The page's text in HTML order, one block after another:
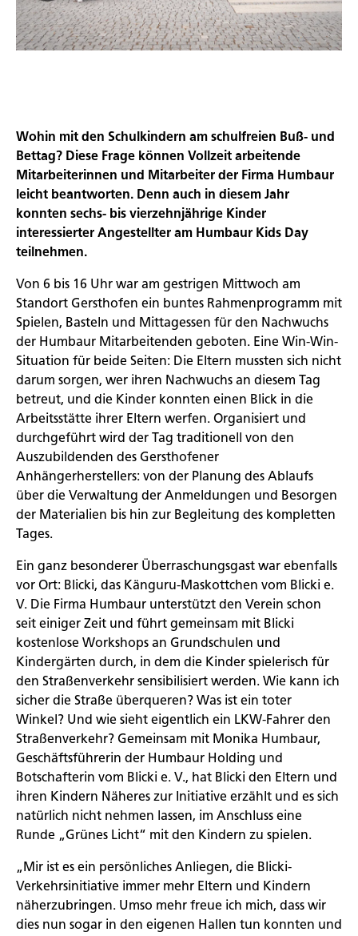
Wohin mit den Schulkindern am schulfreien Buß- und
Bettag? Diese Frage können Vollzeit arbeitende
Mitarbeiterinnen und Mitarbeiter der Firma Humbaur
leicht beantworten. Denn auch in diesem Jahr
konnten sechs- bis vierzehnjährige Kinder
interessierter Angestellter am Humbaur Kids Day
teilnehmen.
Von 6 bis 16 Uhr war am gestrigen Mittwoch am
Standort Gersthofen ein buntes Rahmenprogramm mit
Spielen, Basteln und Mittagessen für den Nachwuchs
der Humbaur Mitarbeitenden geboten. Eine Win-Win-
Situation für beide Seiten: Die Eltern mussten sich nicht
darum sorgen, wer ihren Nachwuchs an diesem Tag
betreut, und die Kinder konnten einen Blick in die
Arbeitsstätte ihrer Eltern werfen. Organisiert und
durchgeführt wird der Tag traditionell von den
Auszubildenden des Gersthofener
Anhängerherstellers: von der Planung des Ablaufs
über die Verwaltung der Anmeldungen und Besorgen
der Materialien bis hin zur Begleitung des kompletten
Tages.
Ein ganz besonderer Überraschungsgast war ebenfalls
vor Ort: Blicki, das Känguru-Maskottchen vom Blicki e.
V. Die Firma Humbaur unterstützt den Verein schon
seit einiger Zeit und führt gemeinsam mit Blicki
kostenlose Workshops an Grundschulen und
Kindergärten durch, in dem die Kinder spielerisch für
den Straßenverkehr sensibilisiert werden. Wie kann ich
sicher die Straße überqueren? Was ist ein toter
Winkel? Und wie sieht eigentlich ein LKW-Fahrer den
Straßenverkehr? Gemeinsam mit Monika Humbaur,
Geschäftsführerin der Humbaur Holding und
Botschafterin vom Blicki e. V., hat Blicki den Eltern und
ihren Kindern Näheres zur Initiative erzählt und es sich
natürlich nicht nehmen lassen, im Anschluss eine
Runde „Grünes Licht“ mit den Kindern zu spielen.
„Mir ist es ein persönliches Anliegen, die Blicki-
Verkehrsinitiative immer mehr Eltern und Kindern
näherzubringen. Umso mehr freue ich mich, dass wir
dies nun sogar in den eigenen Hallen tun konnten und